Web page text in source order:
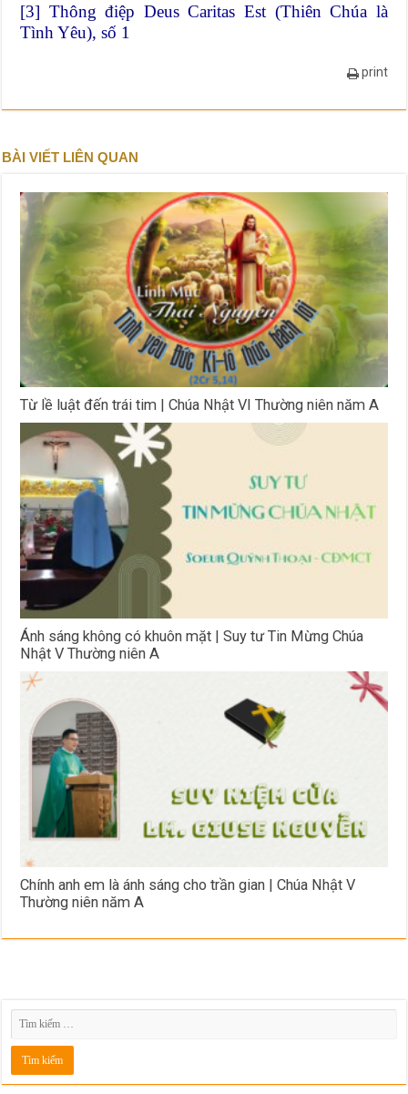
[3] Thông điệp Deus Caritas Est (Thiên Chúa là
Tình Yêu), số 1
print
BÀI VIẾT LIÊN QUAN
Từ lề luật đến trái tim | Chúa Nhật VI Thường niên năm A
Ánh sáng không có khuôn mặt | Suy tư Tin Mừng Chúa
Nhật V Thường niên A
Chính anh em là ánh sáng cho trần gian | Chúa Nhật V
Thường niên năm A